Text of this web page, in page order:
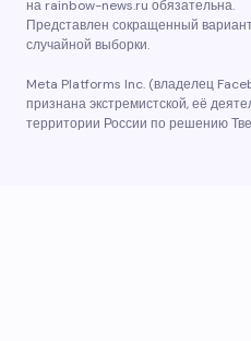
на rainbow-news.ru обязательна.
Представлен сокращенный
случайной выборки.
Meta Platforms Inc. (владелец
признана экстремистской, её
территории России по решению